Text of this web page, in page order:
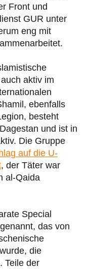
Front und
GUR unter
eng mit
aktiv im
ebenfalls
besteht
und ist in
Die Gruppe
auf die U-
, der Täter war
al-Qaida
Special
das von
die
Teile der